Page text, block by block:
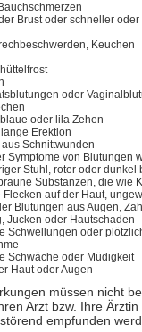
Brust oder schneller
Keuchen
oder
oder lila Zehen
Erektion
Schnittwunden
Symptome von Blutungen
Stuhl, roter oder dunkel
Substanzen, die wie
Flecken auf der Haut,
Blutungen aus Augen,
Jucken oder Hautschaden
Schwellungen oder
Schwäche oder Müdigkeit
Haut oder Augen
müssen nicht
Arzt bzw. Ihre Ärztin
empfunden